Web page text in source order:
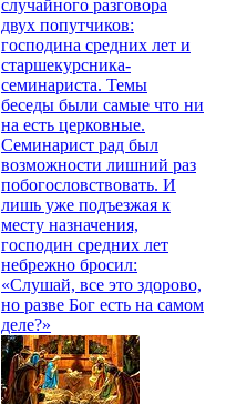
случайного разговора
двух попутчиков:
господина средних лет и
старшекурсника-
семинариста. Темы
беседы были самые что ни
на есть церковные.
Семинарист рад был
возможности лишний раз
побогословствовать. И
лишь уже подъезжая к
месту назначения,
господин средних лет
небрежно бросил:
«Слушай, все это здорово,
но разве Бог есть на самом
деле?»